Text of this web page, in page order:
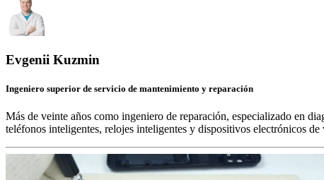
Evgenii Kuzmin
Ingeniero superior de servicio de mantenimiento y reparación
Más de veinte años como ingeniero de reparación, especializado en
teléfonos inteligentes, relojes inteligentes y dispositivos electrónicos